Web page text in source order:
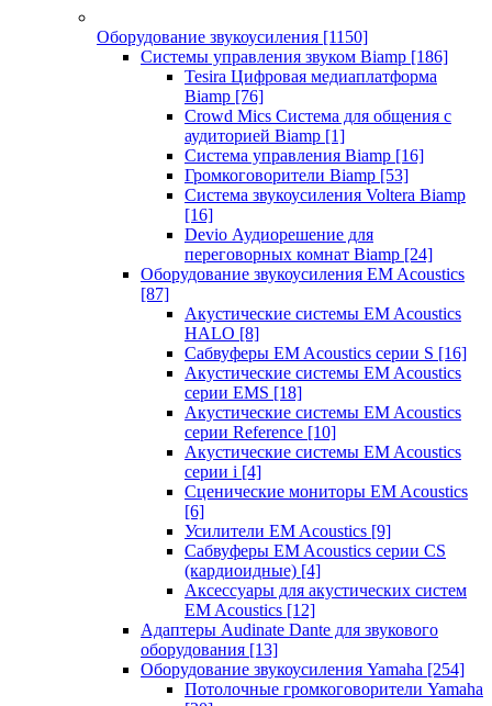
Оборудование звукоусиления [1150]
Системы управления звуком Biamp [186]
Tesira Цифровая медиаплатформа
Biamp [76]
Crowd Mics Система для общения с
аудиторией Biamp [1]
Система управления Biamp [16]
Громкоговорители Biamp [53]
Система звукоусиления Voltera Biamp
[16]
Devio Аудиорешение для
переговорных комнат Biamp [24]
Оборудование звукоусиления EM Acoustics
[87]
Акустические системы EM Acoustics
HALO [8]
Сабвуферы EM Acoustics серии S [16]
Акустические системы EM Acoustics
серии EMS [18]
Акустические системы EM Acoustics
серии Reference [10]
Акустические системы EM Acoustics
серии i [4]
Сценические мониторы EM Acoustics
[6]
Усилители EM Acoustics [9]
Сабвуферы EM Acoustics серии CS
(кардиоидные) [4]
Аксессуары для акустических систем
EM Acoustics [12]
Адаптеры Audinate Dante для звукового
оборудования [13]
Оборудование звукоусиления Yamaha [254]
Потолочные громкоговорители Yamaha